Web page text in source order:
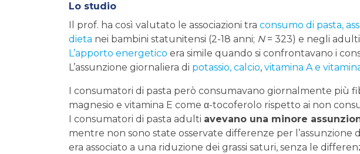
Lo studio
Il prof. ha così valutato le associazioni tra consumo di pasta,
dieta nei bambini statunitensi (2-18 anni; N= 323) e negli adulti
L’apporto energetico era simile quando si confrontavano i
L’assunzione giornaliera di potassio, calcio, vitamina A e
I consumatori di pasta però consumavano giornalmente più
magnesio e vitamina E come α-tocoferolo rispetto ai non
I consumatori di pasta adulti avevano una minore
mentre non sono state osservate differenze per l’assunzione
era associato a una riduzione dei grassi saturi, senza le